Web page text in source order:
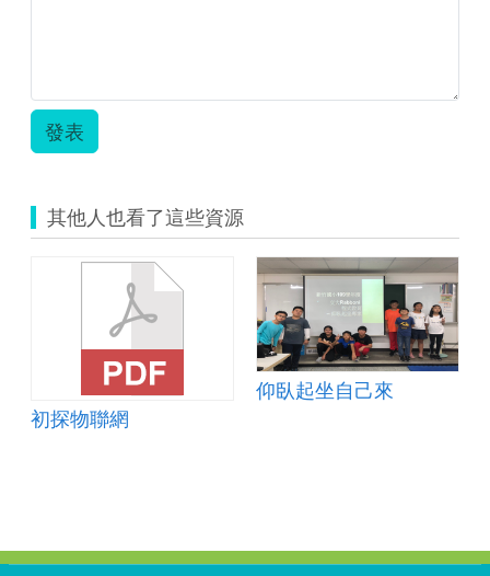
科
聯
網」
教
案
設
計.zip
發表
其他人也看了這些資源
初探物聯網
仰臥起坐自己來